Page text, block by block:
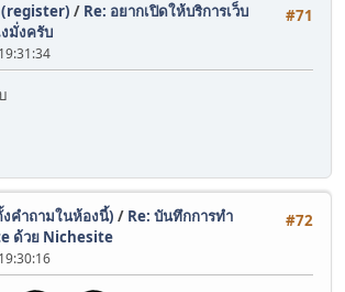
#71
/ Re: อยากเปิดให้บริการเว็บ
มั่งครับ
#72
คำถามในห้องนี้) / Re: บันทึกการทำ
ด้วย Nichesite